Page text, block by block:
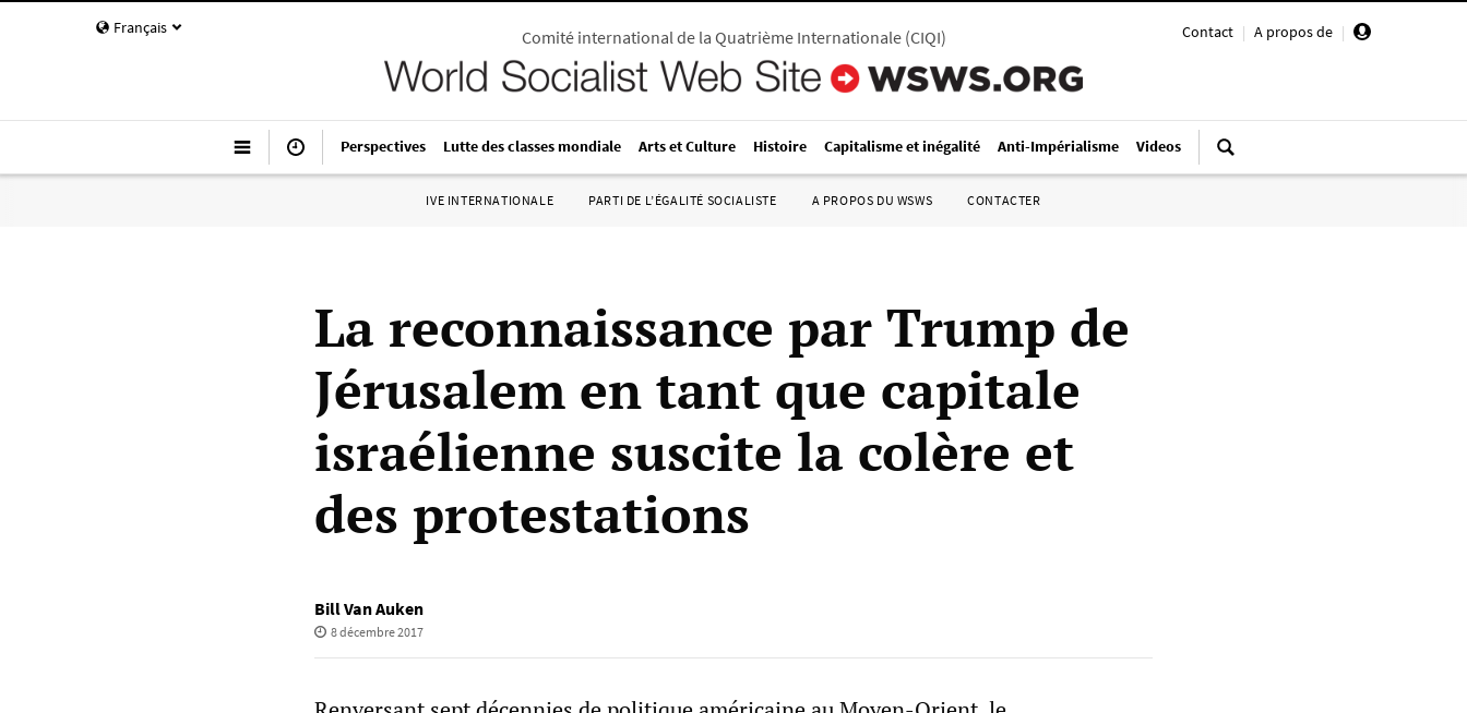
Français Contact | A propos de |
Comité international de la Quatrième Internationale(CIQI)
Perspectives Lutte des classes mondiale Arts et Culture Histoire Capitalisme et inégalité Anti-Impérialisme Videos
IVE INTERNATIONALE PARTI DE L’ÉGALITÉ SOCIALISTE A PROPOS DU WSWS CONTACTER
La reconnaissance par Trump de
Jérusalem en tant que capitale
israélienne suscite la colère et
des protestations
Bill Van Auken
8 décembre 2017